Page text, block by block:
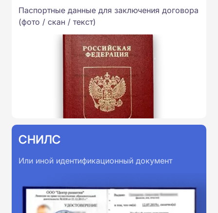
Паспортные данные для заключения договора
(фото / скан / текст)
СНИЛС
Или иной идентификационный документ